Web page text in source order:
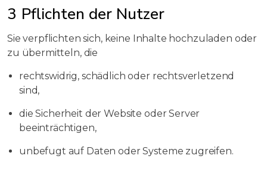
3 Pflichten der Nutzer
Sie verpflichten sich, keine Inhalte hochzuladen oder
zu übermitteln, die
rechtswidrig, schädlich oder rechtsverletzend
sind,
die Sicherheit der Website oder Server
beeinträchtigen,
unbefugt auf Daten oder Systeme zugreifen.